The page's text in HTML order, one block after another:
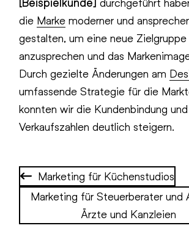
die Marke moderner und
gestalten, um eine neue Zielgruppe
anzusprechen und das
Durch gezielte Änderungen am
umfassende Strategie für die
konnten wir die Kundenbindung
Verkaufszahlen deutlich steigern.
Marketing für Küchenstudios
Marketing für Steuerberater und
Ärzte und Kanzleien